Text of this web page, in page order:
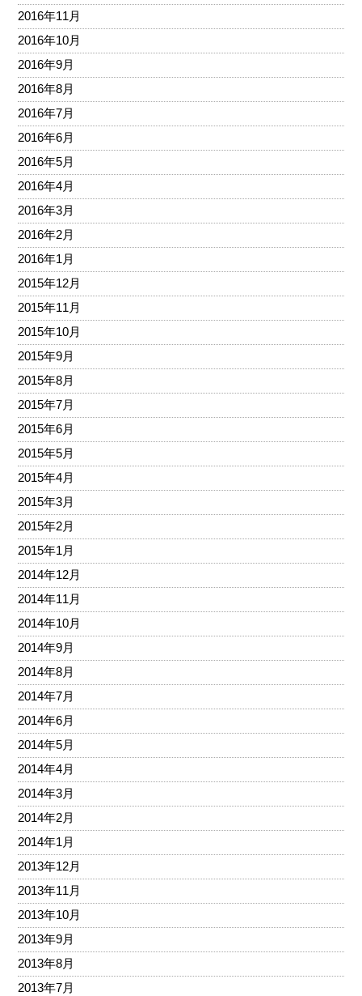
2016年11月
2016年10月
2016年9月
2016年8月
2016年7月
2016年6月
2016年5月
2016年4月
2016年3月
2016年2月
2016年1月
2015年12月
2015年11月
2015年10月
2015年9月
2015年8月
2015年7月
2015年6月
2015年5月
2015年4月
2015年3月
2015年2月
2015年1月
2014年12月
2014年11月
2014年10月
2014年9月
2014年8月
2014年7月
2014年6月
2014年5月
2014年4月
2014年3月
2014年2月
2014年1月
2013年12月
2013年11月
2013年10月
2013年9月
2013年8月
2013年7月